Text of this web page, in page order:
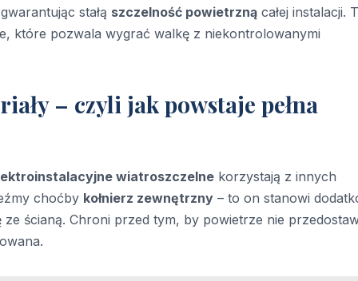
stałą szczelność powietrzną całej instalacji.
które pozwala wygrać walkę z niekontrolowanymi
– czyli jak powstaje pełna
wiatroszczelne korzystają z innych
choćby kołnierz zewnętrzny – to on stanowi
ścianą. Chroni przed tym, by powietrze nie